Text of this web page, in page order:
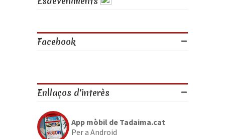
Facebook
Enllaços d'interès
App mòbil de Tadaima.cat
Per a Android